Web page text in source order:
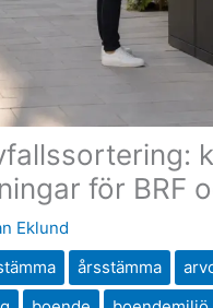
för BRF
Eklund
årsstämma